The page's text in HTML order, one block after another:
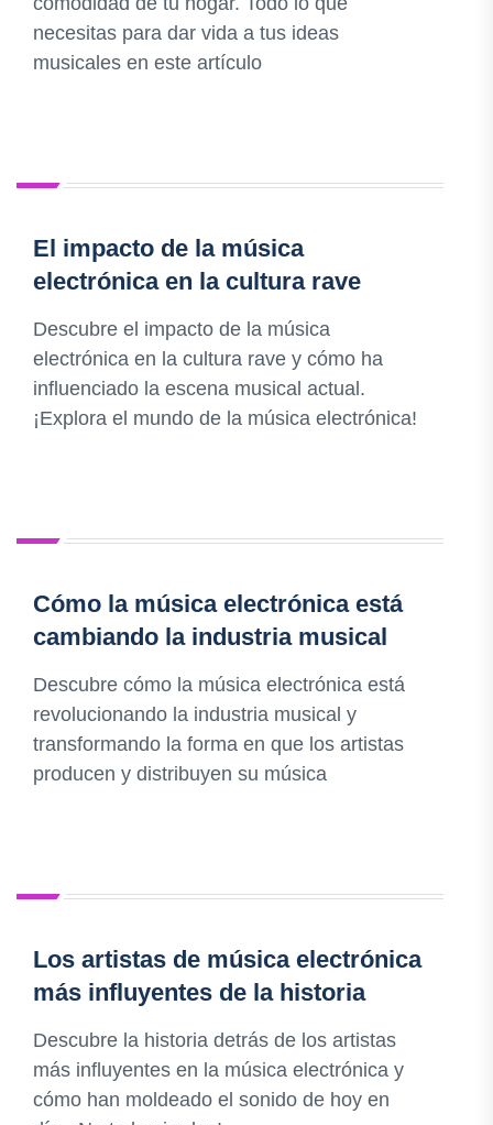
necesitas para dar vida a tus ideas
musicales en este artículo
El impacto de la música
electrónica en la cultura rave
Descubre el impacto de la música
electrónica en la cultura rave y cómo ha
influenciado la escena musical actual.
¡Explora el mundo de la música electrónica!
Cómo la música electrónica está
cambiando la industria musical
Descubre cómo la música electrónica está
revolucionando la industria musical y
transformando la forma en que los artistas
producen y distribuyen su música
Los artistas de música electrónica
más influyentes de la historia
Descubre la historia detrás de los artistas
más influyentes en la música electrónica y
cómo han moldeado el sonido de hoy en